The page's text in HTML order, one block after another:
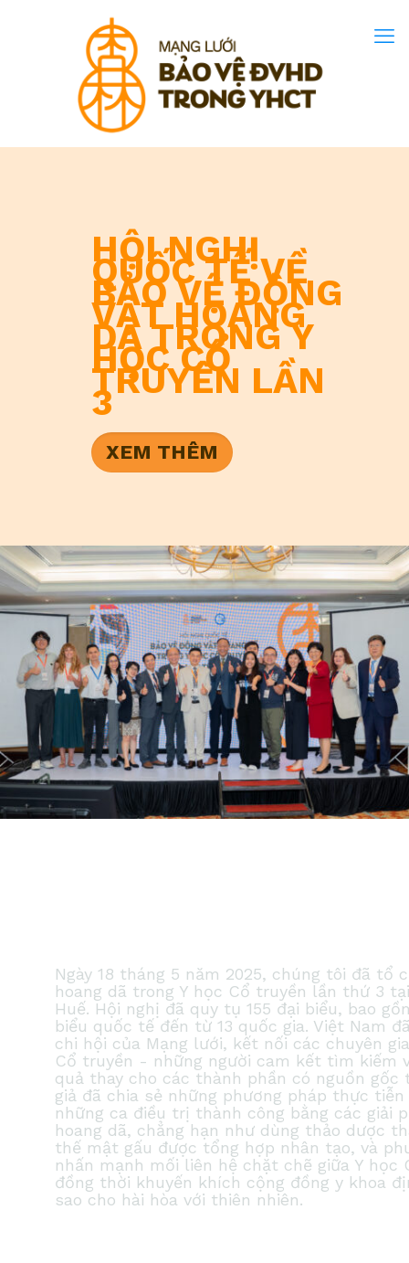
HỘI NGHỊ
QUỐC TẾ VỀ
BẢO VỆ ĐỘNG
VẬT HOANG
DÃ TRONG Y
HỌC CỔ
TRUYỀN LẦN
3
XEM THÊM
Ngày 18 tháng 5 năm 2025, chúng tôi đã tổ
hoang dã trong Y học Cổ truyền lần thứ 3
Huế. Hội nghị đã quy tụ 155 đại biểu, bao
biểu quốc tế đến từ 13 quốc gia. Việt Nam
chi hội của Mạng lưới, kết nối các chuyên
Cổ truyền - những người cam kết tìm kiếm
quả thay cho các thành phần có nguồn
giả đã chia sẻ những phương pháp thực
những ca điều trị thành công bằng các giải
hoang dã, chẳng hạn như dùng thảo dược
thế mật gấu được tổng hợp nhân tạo, và
nhấn mạnh mối liên hệ chặt chẽ giữa Y
đồng thời khuyến khích cộng đồng y khoa
sao cho hài hòa với thiên nhiên.